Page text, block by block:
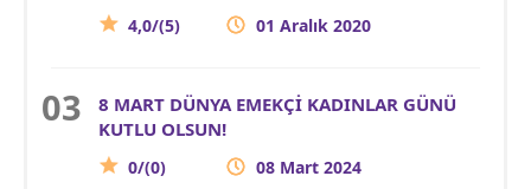
4,0/(5) 01 Aralık 2020
8 MART DÜNYA EMEKÇİ KADINLAR GÜNÜ
KUTLU OLSUN!
0/(0) 08 Mart 2024